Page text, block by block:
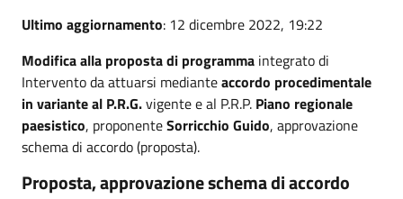
Ultimo aggiornamento: 12 dicembre 2022, 19:22
Modifica alla proposta di programma integrato di
Intervento da attuarsi medianteaccordo procedimentale
in variante al P.R.G.vigente e al P.R.P. Piano regionale
paesistico, proponenteSorricchio Guido, approvazione
schema di accordo (proposta).
Proposta, approvazione schema di accordo